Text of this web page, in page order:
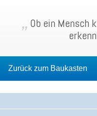
Ob ein Mensch
Zurück zum Baukasten